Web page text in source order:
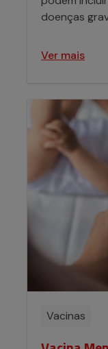
doenças
Ver mais
Vacinas